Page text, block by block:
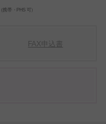
（携帯・PHS 可）
FAX申込書